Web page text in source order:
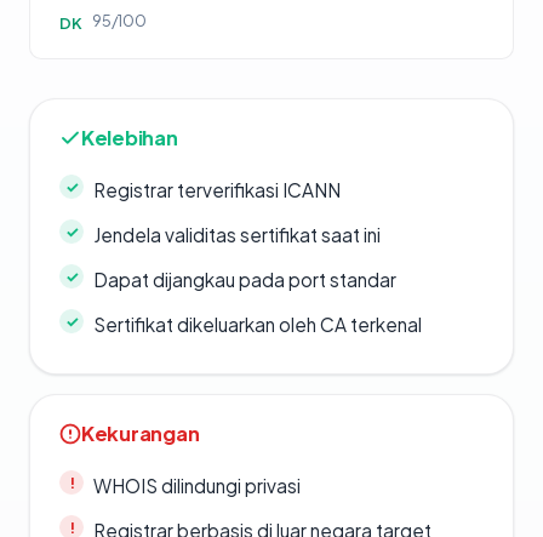
DK 95/100
Kelebihan
Registrar terverifikasi ICANN
Jendela validitas sertifikat saat ini
Dapat dijangkau pada port standar
Sertifikat dikeluarkan oleh CA terkenal
Kekurangan
WHOIS dilindungi privasi
Registrar berbasis di luar negara target